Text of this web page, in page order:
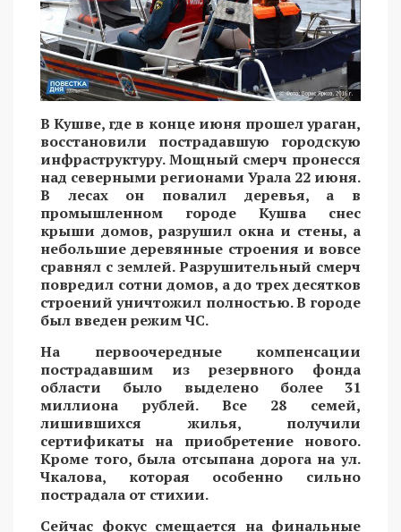
В Кушве, где в конце июня прошел ураган,
восстановили пострадавшую городскую
инфраструктуру. Мощный смерч пронесся
над северными регионами Урала 22 июня.
В лесах он повалил деревья, а в
промышленном городе Кушва снес
крыши домов, разрушил окна и стены, а
небольшие деревянные строения и вовсе
сравнял с землей. Разрушительный смерч
повредил сотни домов, а до трех десятков
строений уничтожил полностью. В городе
был введен режим ЧС.
На первоочередные компенсации
пострадавшим из резервного фонда
области было выделено более 31
миллиона рублей. Все 28 семей,
лишившихся жилья, получили
сертификаты на приобретение нового.
Кроме того, была отсыпана дорога на ул.
Чкалова, которая особенно сильно
пострадала от стихии.
Сейчас фокус смещается на финальные